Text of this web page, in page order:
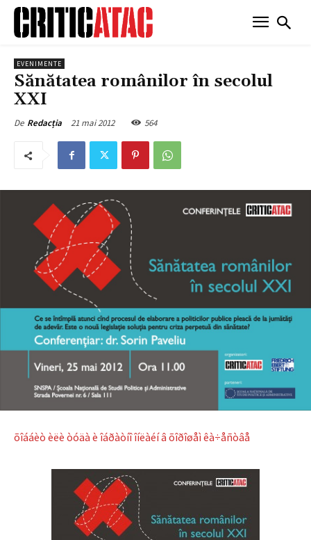
EVENIMENTE
Sănătatea românilor în secolul
XXI
De Redacția 21 mai 2012 564
õîááèò èëè òóäà è îáðàòíî îíëàéí â õîðîøåì êà÷åñòâå